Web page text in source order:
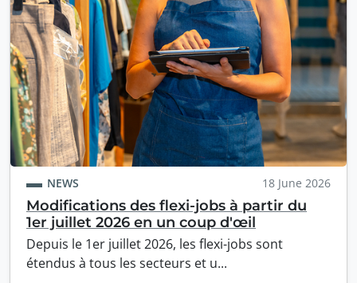
NEWS 18 June 2026
Modifications des flexi-jobs à partir du
1er juillet 2026 en un coup d'œil
Depuis le 1er juillet 2026, les flexi-jobs sont
étendus à tous les secteurs et u...